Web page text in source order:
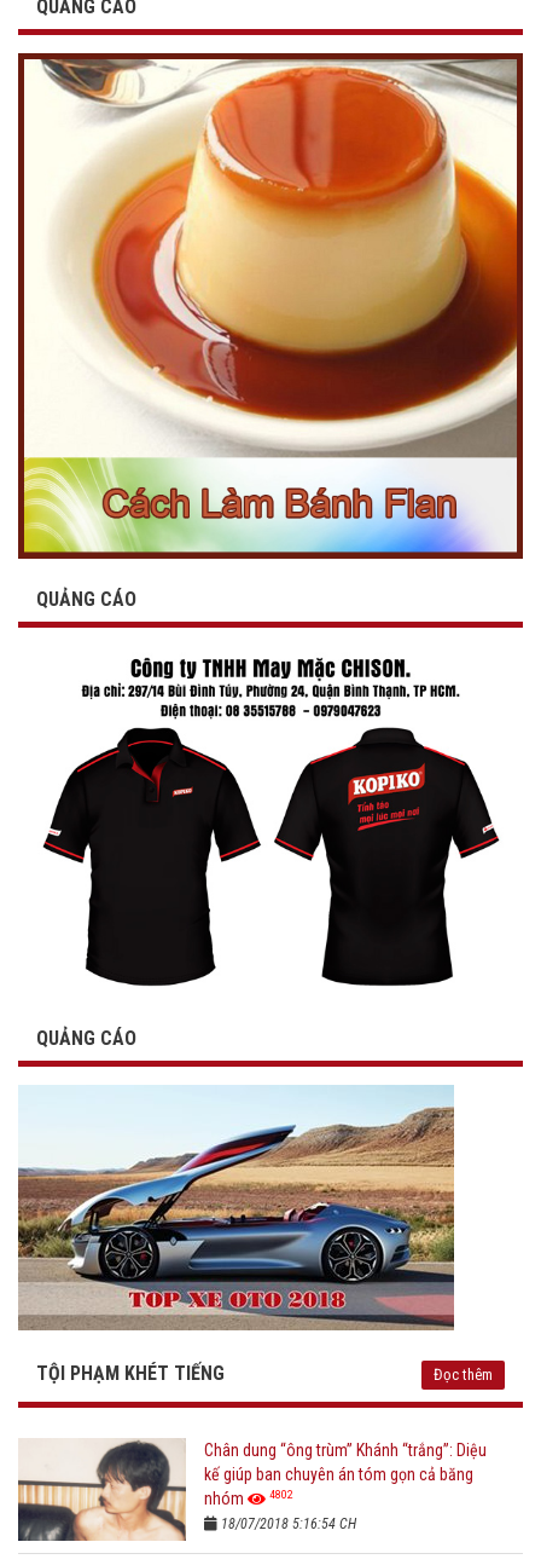
QUẢNG CÁO
QUẢNG CÁO
QUẢNG CÁO
TỘI PHẠM KHÉT TIẾNG Đọc thêm
Chân dung “ông trùm” Khánh “trắng”: Diệu
kế giúp ban chuyên án tóm gọn cả băng
nhóm
4802
18/07/2018 5:16:54 CH